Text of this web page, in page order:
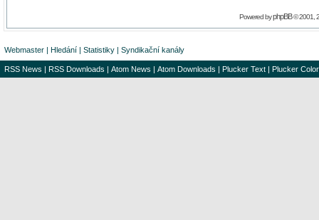
Powered byphpBB© 2001,
Webmaster | Hledání | Statistiky | Syndikační kanály
RSS News | RSS Downloads | Atom News | Atom Downloads | Plucker Text | Plucker Color